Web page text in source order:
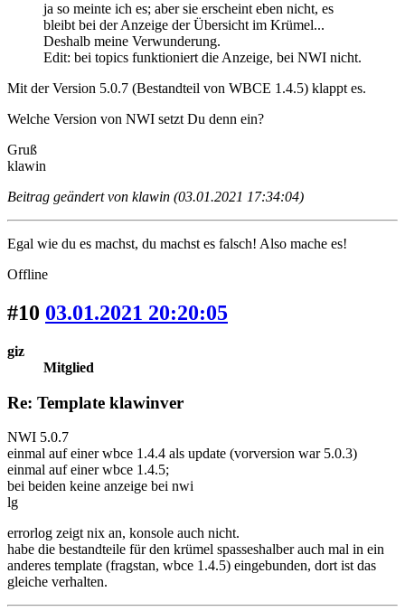
ja so meinte ich es; aber sie erscheint eben nicht, es
bleibt bei der Anzeige der Übersicht im Krümel...
Deshalb meine Verwunderung.
Edit: bei topics funktioniert die Anzeige, bei NWI nicht.
Mit der Version 5.0.7 (Bestandteil von WBCE 1.4.5) klappt es.
Welche Version von NWI setzt Du denn ein?
Gruß
klawin
Beitrag geändert von klawin (03.01.2021 17:34:04)
Egal wie du es machst, du machst es falsch! Also mache es!
Offline
#10 03.01.2021 20:20:05
giz
Mitglied
Re: Template klawinver
NWI 5.0.7
einmal auf einer wbce 1.4.4 als update (vorversion war 5.0.3)
einmal auf einer wbce 1.4.5;
bei beiden keine anzeige bei nwi
lg
errorlog zeigt nix an, konsole auch nicht.
habe die bestandteile für den krümel spasseshalber auch mal in ein
anderes template (fragstan, wbce 1.4.5) eingebunden, dort ist das
gleiche verhalten.